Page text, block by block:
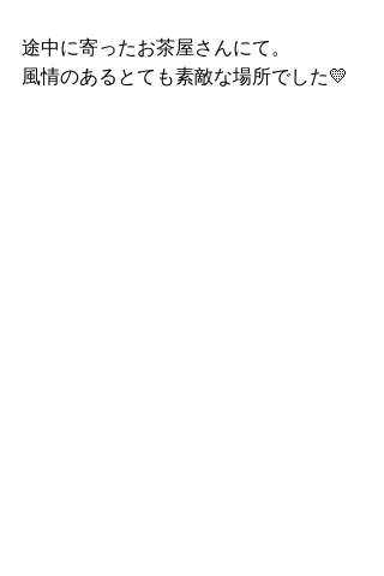
途中に寄ったお茶屋さんにて。
風情のあるとても素敵な場所でした💛